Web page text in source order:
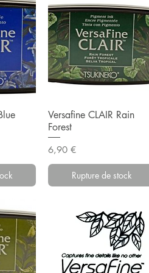
Aperçu rapide
Versafine CLAIR Rain
Forest
Prix
6,90 €
Rupture de stock